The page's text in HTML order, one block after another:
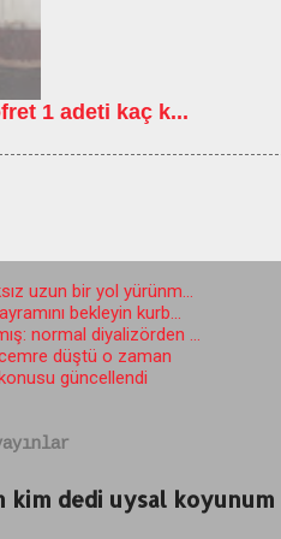
1 adeti kaç k...
uzun bir yol yürünm...
bekleyin kurb...
normal diyalizörden ...
düştü o zaman
güncellendi
kim dedi uysal